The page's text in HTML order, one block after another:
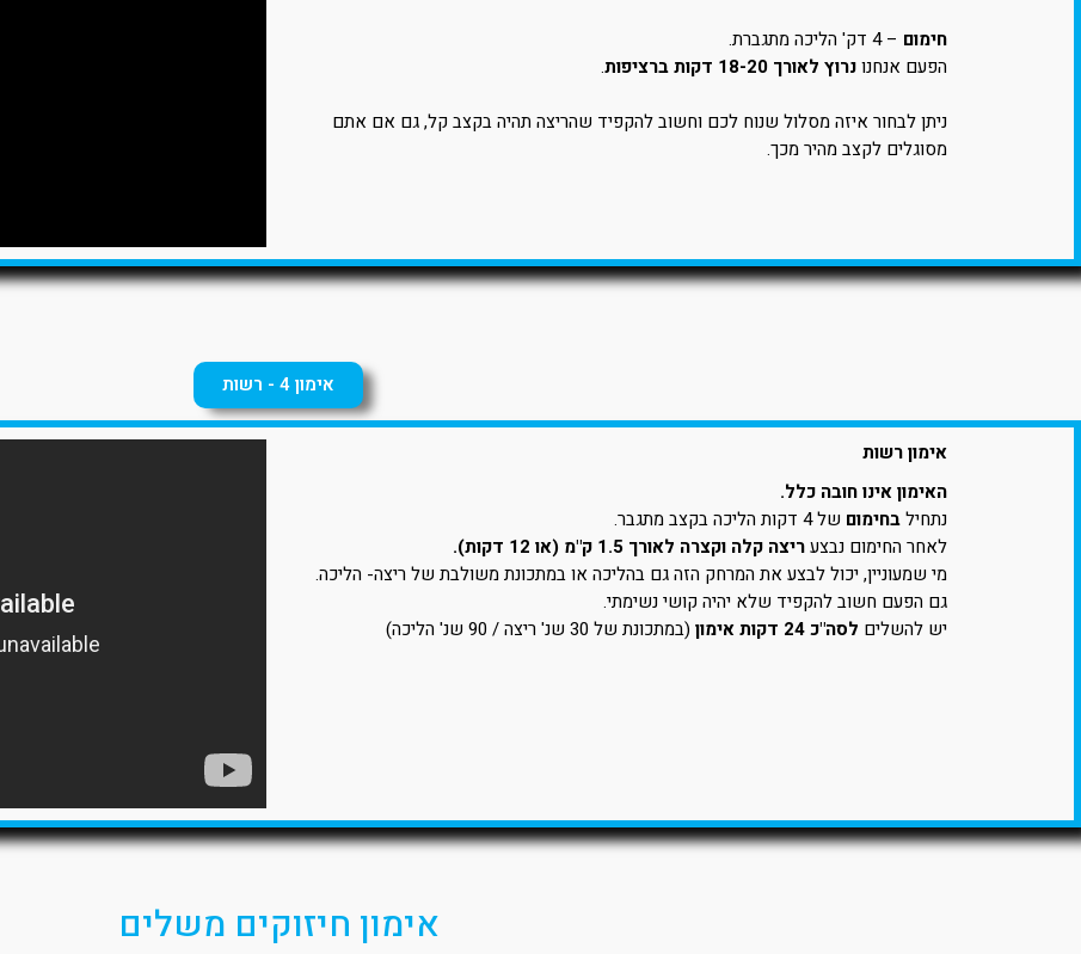
חימום – 4 דק' הליכה מתגברת.
הפעם אנחנונרוץ לאורך 18-20 דקות ברציפות .
ניתן לבחור איזה מסלול שנוח לכם וחשוב להקפיד שהריצה תהיה בקצב קל, גם אם אתם
מסוגלים לקצב מהיר מכך.
אימון 4 - רשות
אימון רשות
האימון אינו חובה כלל.
נתחילבחימום של 4 דקות הליכה בקצב מתגבר.
לאחר החימום נבצעריצה קלה וקצרה לאורך 1.5 ק"מ (או 12 דקות).
מי שמעוניין, יכול לבצע את המרחק הזה גם בהליכה או במתכונת משולבת של ריצה- הליכה.
גם הפעם חשוב להקפיד שלא יהיה קושי נשימתי.
יש להשלים לסה"כ 24 דקות אימון (במתכונת של 30 שנ' ריצה / 90 שנ' הליכה)
אימון חיזוקים משלים